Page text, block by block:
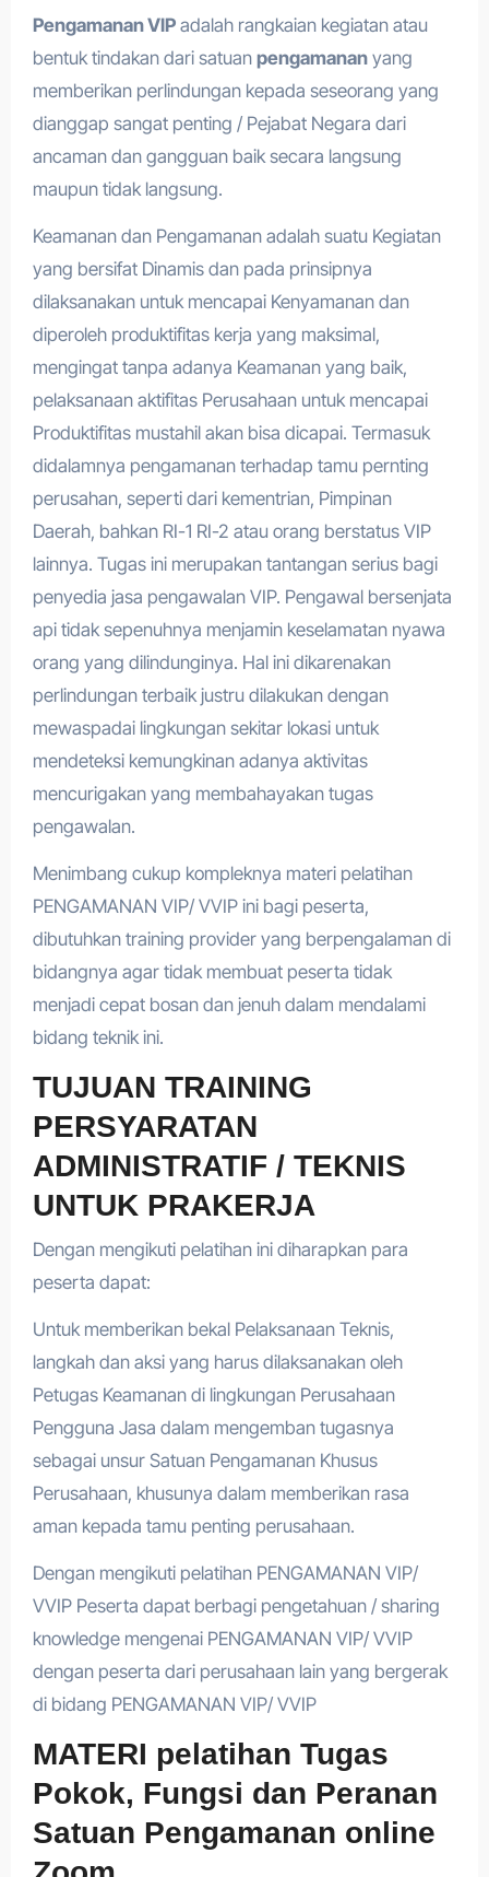
Pengamanan VIPadalah rangkaian kegiatan atau
bentuk tindakan dari satuan pengamananyang
memberikan perlindungan kepada seseorang yang
dianggap sangat penting / Pejabat Negara dari
ancaman dan gangguan baik secara langsung
maupun tidak langsung.
Keamanan dan Pengamanan adalah suatu Kegiatan
yang bersifat Dinamis dan pada prinsipnya
dilaksanakan untuk mencapai Kenyamanan dan
diperoleh produktifitas kerja yang maksimal,
mengingat tanpa adanya Keamanan yang baik,
pelaksanaan aktifitas Perusahaan untuk mencapai
Produktifitas mustahil akan bisa dicapai. Termasuk
didalamnya pengamanan terhadap tamu pernting
perusahan, seperti dari kementrian, Pimpinan
Daerah, bahkan RI-1 RI-2 atau orang berstatus VIP
lainnya. Tugas ini merupakan tantangan serius bagi
penyedia jasa pengawalan VIP. Pengawal bersenjata
api tidak sepenuhnya menjamin keselamatan nyawa
orang yang dilindunginya. Hal ini dikarenakan
perlindungan terbaik justru dilakukan dengan
mewaspadai lingkungan sekitar lokasi untuk
mendeteksi kemungkinan adanya aktivitas
mencurigakan yang membahayakan tugas
pengawalan.
Menimbang cukup kompleknya materi pelatihan
PENGAMANAN VIP/ VVIP ini bagi peserta,
dibutuhkan training provider yang berpengalaman di
bidangnya agar tidak membuat peserta tidak
menjadi cepat bosan dan jenuh dalam mendalami
bidang teknik ini.
TUJUAN TRAINING
PERSYARATAN
ADMINISTRATIF / TEKNIS
UNTUK PRAKERJA
Dengan mengikuti pelatihan ini diharapkan para
peserta dapat:
Untuk memberikan bekal Pelaksanaan Teknis,
langkah dan aksi yang harus dilaksanakan oleh
Petugas Keamanan di lingkungan Perusahaan
Pengguna Jasa dalam mengemban tugasnya
sebagai unsur Satuan Pengamanan Khusus
Perusahaan, khusunya dalam memberikan rasa
aman kepada tamu penting perusahaan.
Dengan mengikuti pelatihan PENGAMANAN VIP/
VVIP Peserta dapat berbagi pengetahuan / sharing
knowledge mengenai PENGAMANAN VIP/ VVIP
dengan peserta dari perusahaan lain yang bergerak
di bidang PENGAMANAN VIP/ VVIP
MATERI pelatihan Tugas
Pokok, Fungsi dan Peranan
Satuan Pengamanan online